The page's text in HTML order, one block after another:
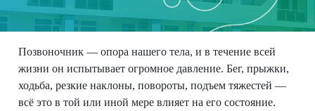
Позвоночник — опора нашего тела, и в течение всей
жизни он испытывает огромное давление. Бег, прыжки,
ходьба, резкие наклоны, повороты, подъем тяжестей —
всё это в той или иной мере влияет на его состояние.